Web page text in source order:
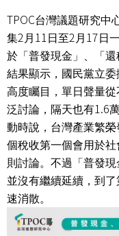
TPOC台灣議題研究中
集2 月 11 日至2 月 17 日
於「普發現金」、「
結果顯示，國民黨立
高度矚目，單日聲量
泛討論，隔天也有1.6
動時說，台灣產業繁
個稅收第一個會用於
則討論。不過「普發
並沒有繼續延續，到
速消散。